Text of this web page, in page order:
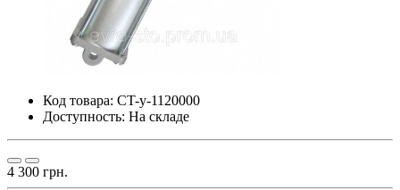
Код товара: CT-y-1120000
Доступность: На складе
4 300 грн.